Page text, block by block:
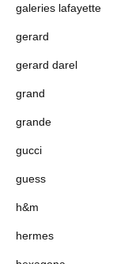
galeries lafayette
gerard
gerard darel
grand
grande
gucci
guess
h&m
hermes